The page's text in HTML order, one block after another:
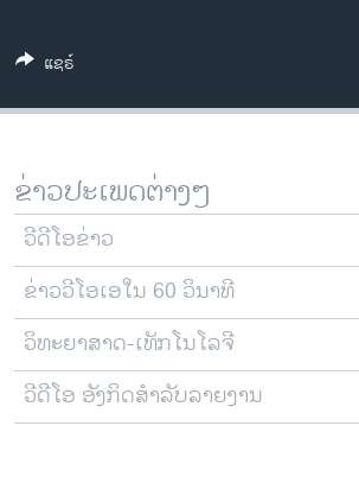
ສຽງ
ລາຍການກະຈາຍສຽງ
ຕິດຕາມພວກເຮົາ ທີ່
ພາສາຕ່າງໆ
ແຊຣ໌
ຂ່າວປະເພດຕ່າງໆ
ວີດີໂອຂ່າວ
ຂ່າວວີໂອເອໃນ 60 ວິນາທີ
ວິທະຍາສາດ-ເທັກໂນໂລຈີ
ວີດີໂອ ອັງກິດສຳລັບລາຍງານ